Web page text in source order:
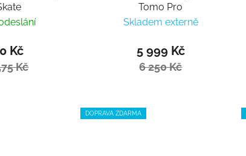
Kč
Kč
Tomo Pro
Skladem externě
5 999 Kč
6 250 Kč
DOPRAVA ZDARMA